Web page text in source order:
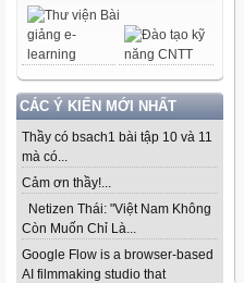
CÁC Ý KIẾN MỚI NHẤT
Thầy có bsach1 bài tập 10 và 11
mà có...
Cảm ơn thầy!...
Netizen Thái: "Việt Nam Không
Còn Muốn Chỉ Là...
Google Flow is a browser-based
AI filmmaking studio that